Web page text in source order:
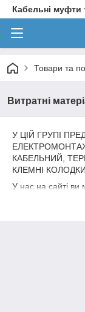
Кабельні муфти
Товари та
Витратні
У ЦІЙ ГРУПІ
КАБЕЛЬНИЙ,
КЛЕМНІ
У нас на сайті ви
кріплення,